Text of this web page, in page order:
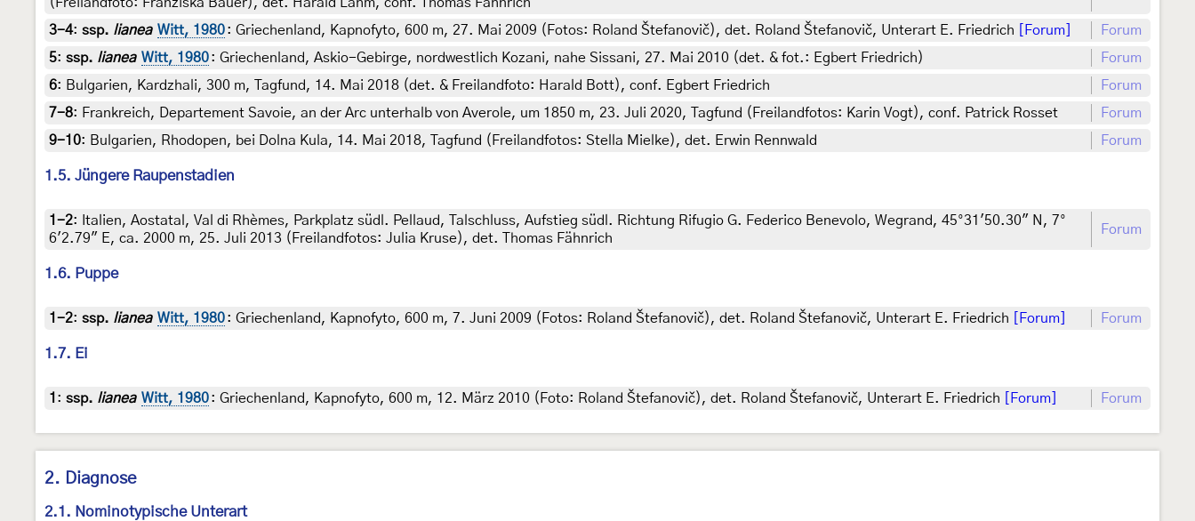
(Freilandfoto: Franziska Bauer), det. Harald Lahm, conf. Thomas Fähnrich
3-4: ssp. lianea Witt, 1980: Griechenland, Kapnofyto, 600 m, 27. Mai 2009 (Fotos: Roland Štefanovič), det. Roland Štefanovič, Unterart E. Friedrich [Forum]
Forum
5: ssp. lianea Witt, 1980: Griechenland, Askio-Gebirge, nordwestlich Kozani, nahe Sissani, 27. Mai 2010 (det. & fot.: Egbert Friedrich)
Forum
6: Bulgarien, Kardzhali, 300 m, Tagfund, 14. Mai 2018 (det. & Freilandfoto: Harald Bott), conf. Egbert Friedrich
Forum
7-8: Frankreich, Departement Savoie, an der Arc unterhalb von Averole, um 1850 m, 23. Juli 2020, Tagfund (Freilandfotos: Karin Vogt), conf. Patrick Rosset
Forum
9-10: Bulgarien, Rhodopen, bei Dolna Kula, 14. Mai 2018, Tagfund (Freilandfotos: Stella Mielke), det. Erwin Rennwald Forum
1.5. Jüngere Raupenstadien
1-2:
Italien, Aostatal, Val di Rhèmes, Parkplatz südl. Pellaud, Talschluss, Aufstieg südl. Richtung Rifugio G. Federico Benevolo, Wegrand, 45°31'50.30" N, 7°
6'2.79" E, ca. 2000 m, 25. Juli 2013 (Freilandfotos: Julia Kruse), det. Thomas Fähnrich
Forum
1.6. Puppe
1-2: ssp. lianea Witt, 1980: Griechenland, Kapnofyto, 600 m, 7. Juni 2009 (Fotos: Roland Štefanovič), det. Roland Štefanovič, Unterart E. Friedrich [Forum] Forum
1.7. Ei
1 : ssp. lianea Witt, 1980: Griechenland, Kapnofyto, 600 m, 12. März 2010 (Foto: Roland Štefanovič), det. Roland Štefanovič, Unterart E. Friedrich [Forum] Forum
2. Diagnose
2.1. Nominotypische Unterart